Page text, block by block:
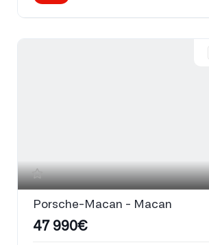
Porsche-Macan - Macan
47 990€